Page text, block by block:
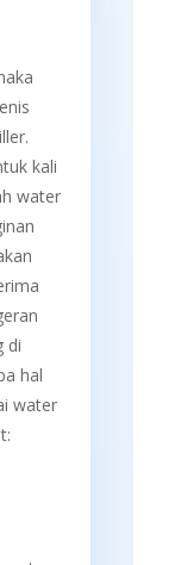
kali
water
di
hal
water